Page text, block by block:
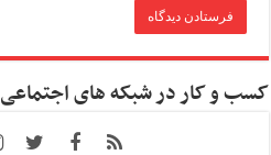
کسب و کار در شبکه های اجتماعی